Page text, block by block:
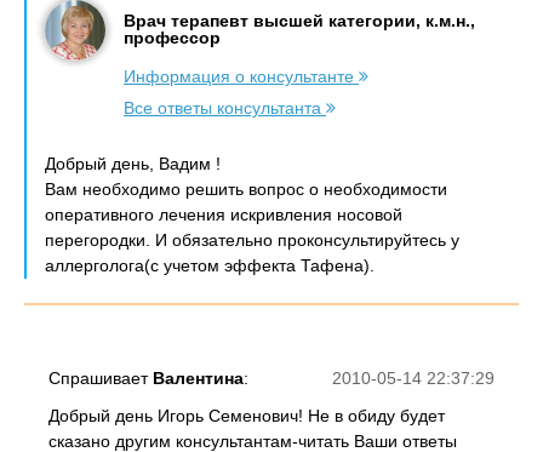
Врач терапевт высшей категории, к.м.н.,
профессор
Информация о консультанте
Все ответы консультанта
Добрый день, Вадим !
Вам необходимо решить вопрос о необходимости
оперативного лечения искривления носовой
перегородки. И обязательно проконсультируйтесь у
аллерголога(с учетом эффекта Тафена).
2010-05-14 22:37:29
Спрашивает Валентина:
Добрый день Игорь Семенович! Не в обиду будет
сказано другим консультантам-читать Ваши ответы